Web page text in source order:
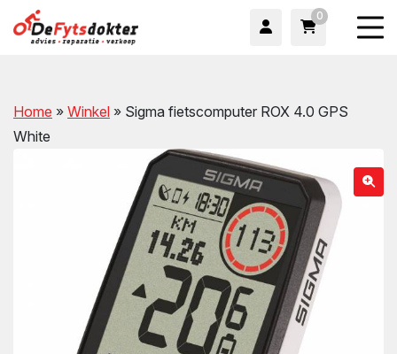
0
Home » Winkel » Sigma fietscomputer ROX 4.0 GPS
White